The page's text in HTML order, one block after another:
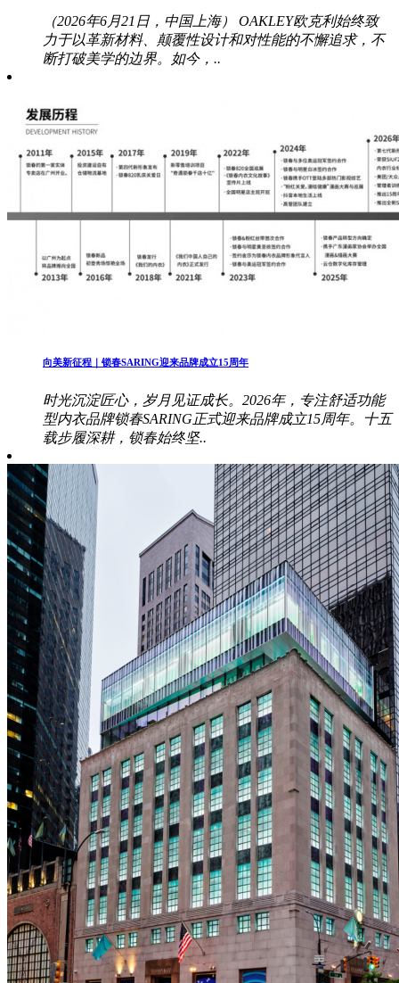
（2026年6月21日，中国上海） OAKLEY欧克利始终致
力于以革新材料、颠覆性设计和对性能的不懈追求，不
断打破美学的边界。如今，..
向美新征程｜锁春SARING迎来品牌成立15周年
时光沉淀匠心，岁月见证成长。2026年，专注舒适功能
型内衣品牌锁春SARING正式迎来品牌成立15周年。十五
载步履深耕，锁春始终坚..